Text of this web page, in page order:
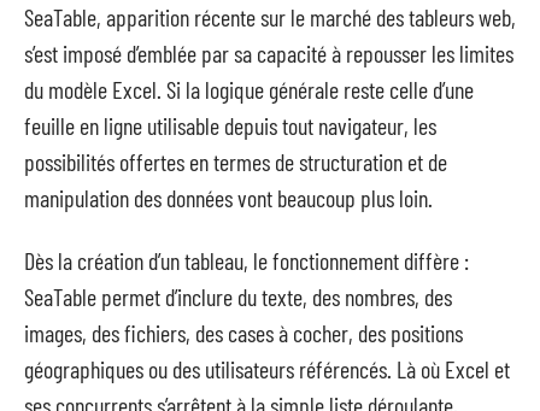
SeaTable, apparition récente sur le marché des tableurs web,
s’est imposé d’emblée par sa capacité à repousser les limites
du modèle Excel. Si la logique générale reste celle d’une
feuille en ligne utilisable depuis tout navigateur, les
possibilités offertes en termes de structuration et de
manipulation des données vont beaucoup plus loin.
Dès la création d’un tableau, le fonctionnement diffère :
SeaTable permet d’inclure du texte, des nombres, des
images, des fichiers, des cases à cocher, des positions
géographiques ou des utilisateurs référencés. Là où Excel et
ses concurrents s’arrêtent à la simple liste déroulante,